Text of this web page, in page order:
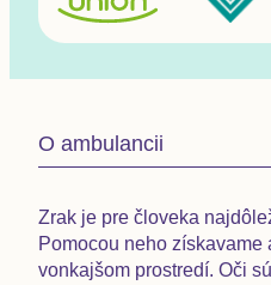
O ambulancii
Zrak je pre človeka
Pomocou neho získavame
vonkajšom prostredí. Oči